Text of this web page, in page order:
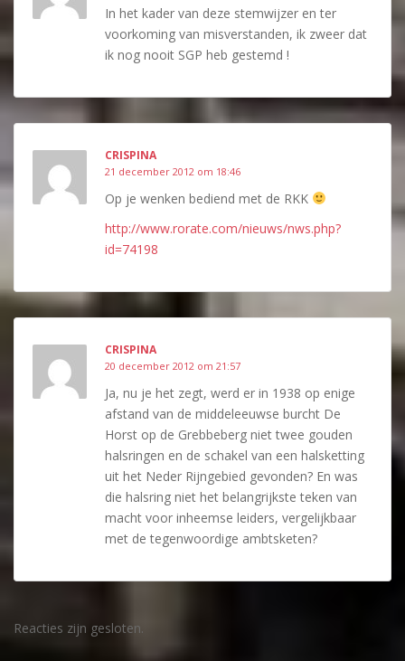
In het kader van deze stemwijzer en ter
voorkoming van misverstanden, ik zweer dat
ik nog nooit SGP heb gestemd !
CRISPINA
21 december 2012 om 18:46
Op je wenken bediend met de RKK
http://www.rorate.com/nieuws/nws.php?
id=74198
CRISPINA
20 december 2012 om 21:57
Ja, nu je het zegt, werd er in 1938 op enige
afstand van de middeleeuwse burcht De
Horst op de Grebbeberg niet twee gouden
halsringen en de schakel van een halsketting
uit het Neder Rijngebied gevonden? En was
die halsring niet het belangrijkste teken van
macht voor inheemse leiders, vergelijkbaar
met de tegenwoordige ambtsketen?
Reacties zijn gesloten.